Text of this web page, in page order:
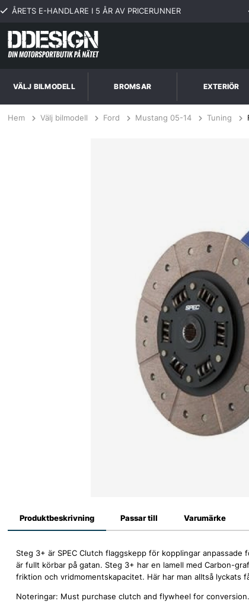
ÅRETS E-HANDLARE I 5 ÅR AV PRICERUNNER
VÄLJ BILMODELL BROMSAR EXTERIÖR
Hem Välj bilmodell Ford Mustang 05-14 Tuning
Produktbeskrivning
Steg 3+ är SPEC Clutch flaggskepp för kopplingar
är fullt körbar på gatan. Steg 3+ har en lamell med Carbon-
friktion och vridmomentskapacitet. Här har man alltså
Noteringar: Must purchase clutch and flywheel for conversion.
Passar till Varumärke